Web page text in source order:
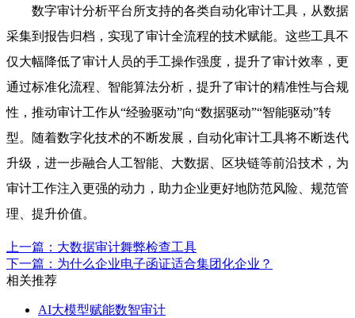
数字审计分析平台所支持的各类自动化审计工具，从数据
采集到报告归档，实现了审计全流程的技术赋能。这些工具不
仅大幅降低了审计人员的手工操作强度，提升了审计效率，更
通过标准化流程、智能算法分析，提升了审计的精准性与合规
性，推动审计工作从“经验驱动”向“数据驱动”“智能驱动”转
型。随着数字化技术的不断发展，自动化审计工具将不断迭代
升级，进一步融合人工智能、大数据、区块链等前沿技术，为
审计工作注入更强的动力，助力企业更好地防范风险、规范管
理、提升价值。
上一篇：大数据审计舞弊检查工具
下一篇：为什么企业电子函证适合集团化企业？
相关推荐
AI大模型赋能数智审计